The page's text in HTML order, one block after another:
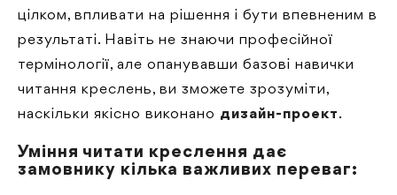
цілком, впливати на рішення і бути впевненим в
результаті. Навіть не знаючи професійної
термінології, але опанувавши базові навички
читання креслень, ви зможете зрозуміти,
наскільки якісно виконано дизайн-проект.
Уміння читати креслення дає
замовнику кілька важливих переваг: